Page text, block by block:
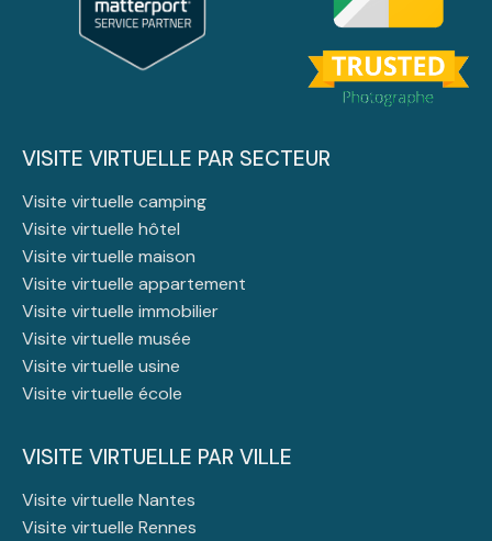
VISITE VIRTUELLE PAR SECTEUR
Visite virtuelle camping
Visite virtuelle hôtel
Visite virtuelle maison
Visite virtuelle appartement
Visite virtuelle immobilier
Visite virtuelle musée
Visite virtuelle usine
Visite virtuelle école
VISITE VIRTUELLE PAR VILLE
Visite virtuelle Nantes
Visite virtuelle Rennes